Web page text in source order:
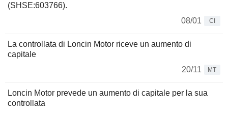
(SHSE:603766).
08/01
CI
La controllata di Loncin Motor riceve un aumento di
capitale
20/11
MT
Loncin Motor prevede un aumento di capitale per la sua
controllata